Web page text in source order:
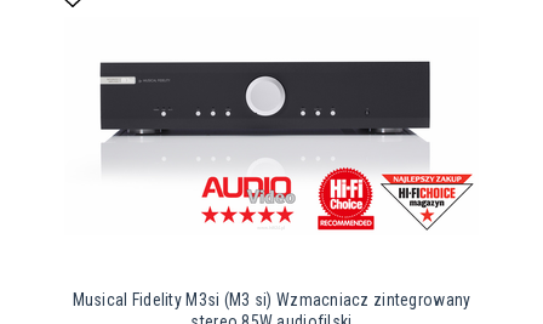
Musical Fidelity M3si (M3 si) Wzmacniacz zintegrowany